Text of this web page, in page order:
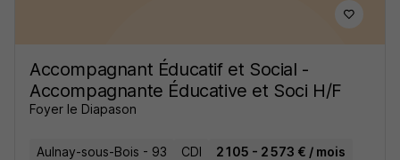
Accompagnant Éducatif et Social -
Accompagnante Éducative et Soci H/F
Foyer le Diapason
Aulnay-sous-Bois - 93 CDI 2 105 - 2 573 € / mois